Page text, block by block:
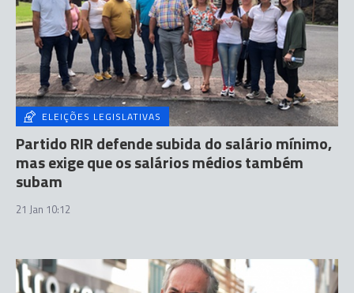
ELEIÇÕES LEGISLATIVAS
Partido RIR defende subida do salário mínimo,
mas exige que os salários médios também
subam
21 Jan 10:12